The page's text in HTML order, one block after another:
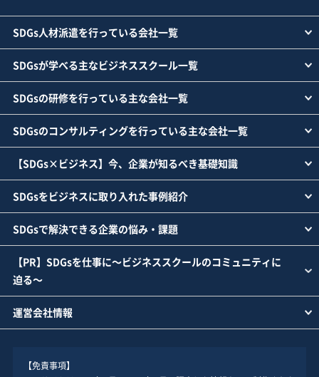
SDGs人材派遣を行っている会社一覧
SDGsが学べる主なビジネススクール一覧
SDGsの研修を行っている主な会社一覧
SDGsのコンサルティングを行っている主な会社一覧
【SDGs×ビジネス】今、企業が知るべき基礎知識
SDGsをビジネスに取り入れた事例紹介
SDGsで解決できる企業の悩み・課題
【PR】SDGsを仕事に～ビジネススクールのコミュニティに
迫る～
運営会社情報
【免責事項】